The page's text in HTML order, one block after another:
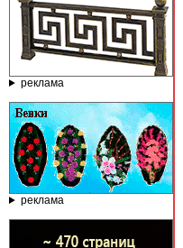
реклама
реклама